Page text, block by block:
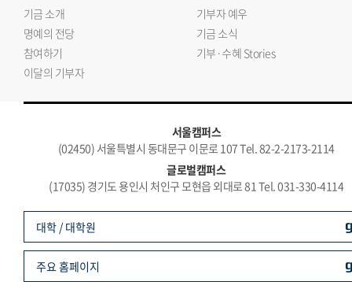
기금 소개
기부자 예우
명예의 전당
기금 소식
참여하기
기부·수혜 Stories
이달의 기부자
서울캠퍼스
(02450) 서울특별시 동대문구 이문로 107 Tel. 82-2-2173-2114
글로벌캠퍼스
(17035) 경기도 용인시 처인구 모현읍 외대로 81 Tel. 031-330-4114
대학 / 대학원
주요 홈페이지